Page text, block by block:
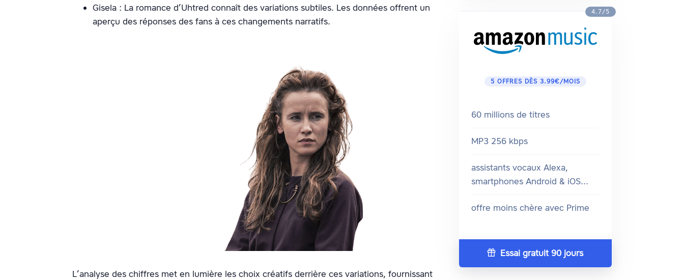
Gisela : La romance d’Uhtred connaît des variations subtiles. Les données offrent un
aperçu des réponses des fans à ces changements narratifs.
L’analyse des chiffres met en lumière les choix créatifs derrière ces variations, fournissant
4.7/5
5 OFFRES DÈS 3.99€/MOIS
60 millions de titres
MP3 256 kbps
assistants vocaux Alexa,
smartphones Android & iOS...
offre moins chère avec Prime
Essai gratuit 90 jours